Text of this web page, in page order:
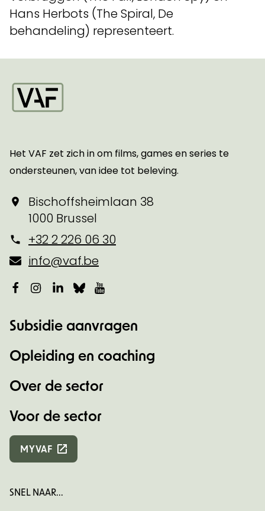
Hans Herbots (The Spiral, De
behandeling) representeert.​
Het VAF zet zich in om films, games en series te
ondersteunen, van idee tot beleving.
Bischoffsheimlaan 38
1000 Brussel
+32 2 226 06 30
info@vaf.be
Facebook
Instagram
LinkedIn
Bluesky
Subsidie aanvragen
Opleiding en coaching
Over de sector
Voor de sector
MYVAF
SNEL NAAR...